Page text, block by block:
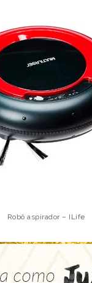
Robô aspirador – Multilaser